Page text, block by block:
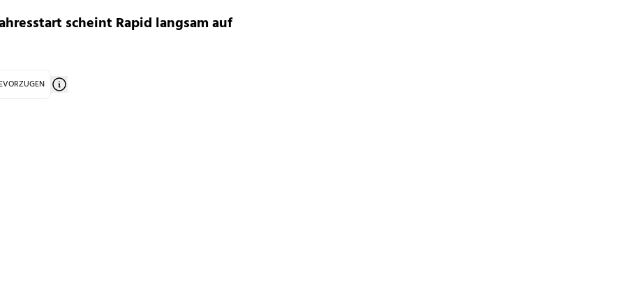
scheint Rapid langsam auf